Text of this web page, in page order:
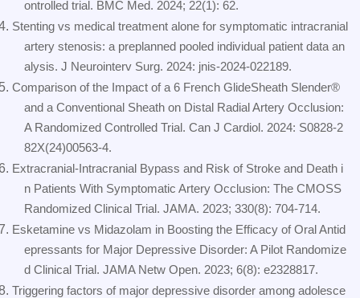
ontrolled trial. BMC Med. 2024; 22(1): 62.
Stenting vs medical treatment alone for symptomatic intracranial
artery stenosis: a preplanned pooled individual patient data an
alysis. J Neurointerv Surg. 2024: jnis-2024-022189.
Comparison of the Impact of a 6 French GlideSheath Slender®
and a Conventional Sheath on Distal Radial Artery Occlusion:
A Randomized Controlled Trial. Can J Cardiol. 2024: S0828-2
82X(24)00563-4.
Extracranial-Intracranial Bypass and Risk of Stroke and Death i
n Patients With Symptomatic Artery Occlusion: The CMOSS
Randomized Clinical Trial. JAMA. 2023; 330(8): 704-714.
Esketamine vs Midazolam in Boosting the Efficacy of Oral Antid
epressants for Major Depressive Disorder: A Pilot Randomize
d Clinical Trial. JAMA Netw Open. 2023; 6(8): e2328817.
Triggering factors of major depressive disorder among adolesce